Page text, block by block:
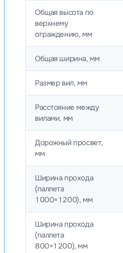
Общая высота по
верхнему
ограждению, мм
Общая ширина, мм
Размер вил, мм
Расстояние между
вилами, мм
Дорожный просвет,
мм
Ширина прохода
(паллета
1000×1200), мм
Ширина прохода
(паллета
800×1200), мм